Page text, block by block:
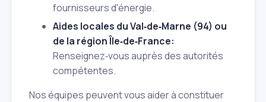
fournisseurs d'énergie.
Aides locales du Val‑de‑Marne (94) ou
de la région Île‑de‑France:
Renseignez‑vous auprès des autorités
compétentes.
Nos équipes peuvent vous aider à constituer